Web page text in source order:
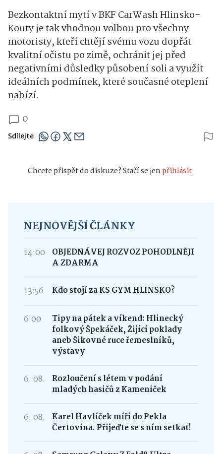
Bezkontaktní mytí v BKF CarWash Hlinsko-
Kouty je tak vhodnou volbou pro všechny
motoristy, kteří chtějí svému vozu dopřát
kvalitní očistu po zimě, ochránit jej před
negativními důsledky působení soli a využít
ideálních podmínek, které současné oteplení
nabízí.
0
Sdílejte
Chcete přispět do diskuze? Stačí se jenpřihlásit.
NEJNOVĚJŠÍ ČLÁNKY
14:00
OBJEDNÁVEJ ROZVOZ POHODLNĚJI
A ZDARMA
13:56 Kdo stojí za KS GYM HLINSKO?
6:00
Tipy na pátek a víkend: Hlinecký
folkový Špekáček, Žijící poklady
aneb Šikovné ruce řemeslníků,
výstavy
6. 08.
Rozloučení s létem v podání
mladých hasičů z Kameniček
6. 08.
Karel Havlíček míří do Pekla
Čertovina. Přijeďte se s ním setkat!